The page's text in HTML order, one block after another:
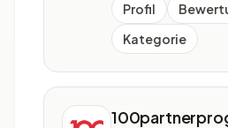
Profil
Kategorie